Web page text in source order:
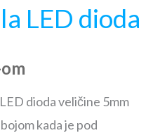
LED dioda
dioda veličine 5mm
kada je pod